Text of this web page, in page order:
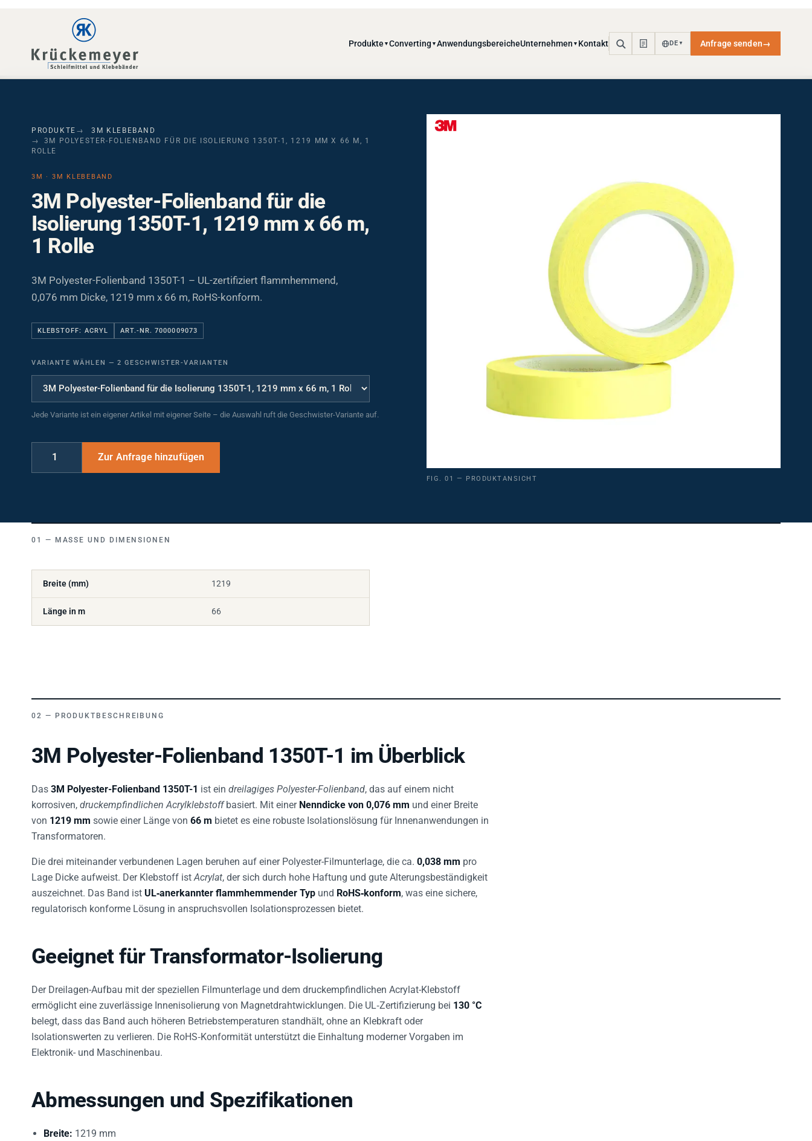
Kontakt DE
3M POLYESTER-FOLIENBAND FÜR DIE ISOLIERUNG 1350T-1, 1219 MM X 66 M, 1
ROLLE
3M Polyester-Folienband für die
Isolierung 1350T-1, 1219 mm x 66 m,
1 Rolle
3M Polyester-Folienband 1350T-1 – UL-zertifiziert flammhemmend,
0,076 mm Dicke, 1219 mm x 66 m, RoHS-konform.
KLEBSTOFF: ACRYL ART.-NR. 7000009073
VARIANTE WÄHLEN
Jede Variante ist ein eigener Artikel mit eigener Seite – die Auswahl ruft die Geschwister-Variante auf.
MASSE UND DIMENSIONEN
Breite (mm) 1219
Länge in m 66
PRODUKTBESCHREIBUNG
3M Polyester-Folienband 1350T-1 im Überblick
Das 3M Polyester-Folienband 1350T-1 ist ein dreilagiges Polyester-Folienband , das auf einem nicht
korrosiven, druckempfindlichen Acrylklebstoffbasiert. Mit einer Nenndicke von 0,076 mm und einer Breite
von 1219 mm sowie einer Länge von 66 m bietet es eine robuste Isolationslösung für Innenanwendungen in
Transformatoren.
Die drei miteinander verbundenen Lagen beruhen auf einer Polyester-Filmunterlage, die ca. 0,038 mm pro
Lage Dicke aufweist. Der Klebstoff ist Acrylat , der sich durch hohe Haftung und gute Alterungsbeständigkeit
auszeichnet. Das Band ist UL‑anerkannter flammhemmender Typ und RoHS‑konform , was eine sichere,
regulatorisch konforme Lösung in anspruchsvollen Isolationsprozessen bietet.
Geeignet für Transformator-Isolierung
Der Dreilagen-Aufbau mit der speziellen Filmunterlage und dem druckempfindlichen Acrylat-Klebstoff
ermöglicht eine zuverlässige Innenisolierung von Magnetdrahtwicklungen. Die UL‑Zertifizierung bei 130 °C
belegt, dass das Band auch höheren Betriebstemperaturen standhält, ohne an Klebkraft oder
Isolationswerten zu verlieren. Die RoHS‑Konformität unterstützt die Einhaltung moderner Vorgaben im
Elektronik- und Maschinenbau.
Abmessungen und Spezifikationen
Breite: 1219 mm